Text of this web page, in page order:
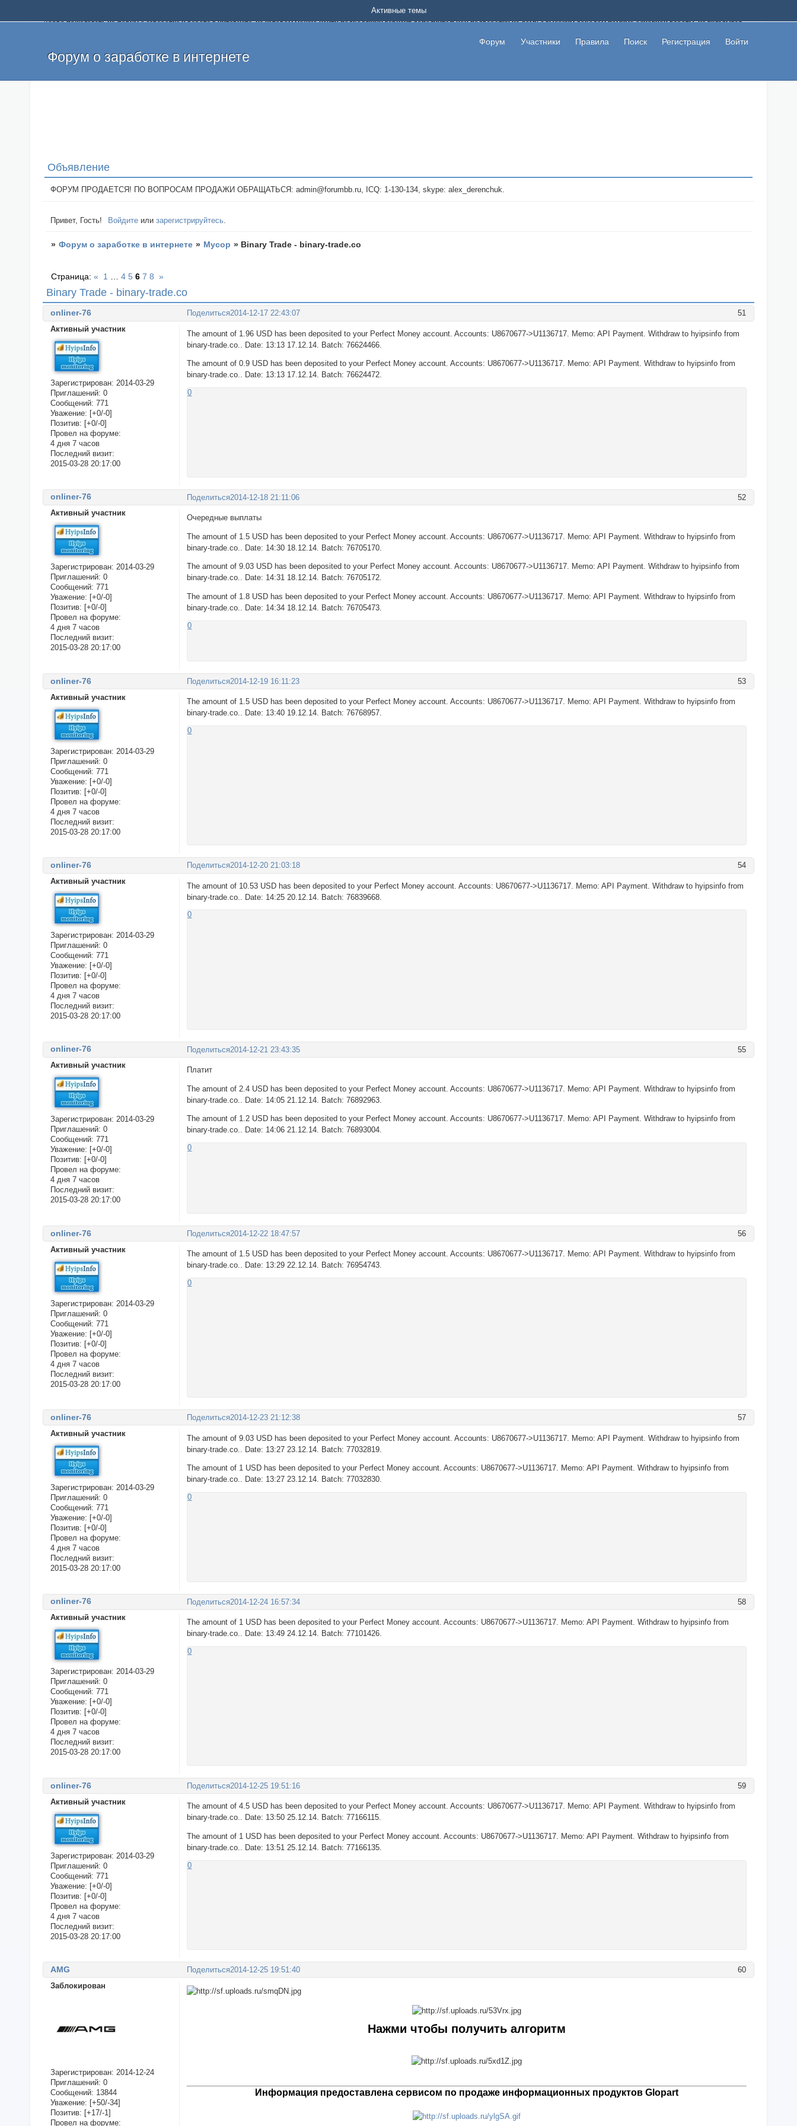
Добро пожаловать на форум о заработке и работе в интернете, на котором можно найти подходящий вариант дополнительной подработки на дому с высоким доходом помимо основной работы, не вкладывая
и оставлять свои отзывы. Если вы знаете, что определенный проект или сайт не платит, то указывайте в теме что это лохотрон, чтобы другие пользователи не попались на развод. Вы сможете начать зарабатывать
легкие деньги без вложений и регистрации уже сегодня. Создавайте новые темы, размещайте объявления со своими пригласительными ссылками и первая прибыль не заставит себя долго ждать.
Форум о заработке в интернете
Форум Участники Правила Поиск Регистрация Войти
Активные темы
Объявление
ФОРУМ ПРОДАЕТСЯ! ПО ВОПРОСАМ ПРОДАЖИ ОБРАЩАТЬСЯ: admin@forumbb.ru, ICQ: 1-130-134, skype: alex_derenchuk.
Привет, Гость! Войдите илизарегистрируйтесь.
» Форум о заработке в интернете » Мусор » Binary Trade - binary-trade.co
Binary Trade - binary-trade.co
Страница:« 1 4 5 6 7 8 »
Поделиться 51
2014-12-17 22:43:07
onliner-76
Активный участник
Зарегистрирован: 2014-03-29
Приглашений: 0
Сообщений: 771
Уважение: [+0/-0]
Позитив: [+0/-0]
Провел на форуме:
4 дня 7 часов
Последний визит:
2015-03-28 20:17:00
The amount of 1.96 USD has been deposited to your Perfect Money account. Accounts: U8670677->U1136717. Memo: API Payment. Withdraw to hyipsinfo from
binary-trade.co.. Date: 13:13 17.12.14. Batch: 76624466.
The amount of 0.9 USD has been deposited to your Perfect Money account. Accounts: U8670677->U1136717. Memo: API Payment. Withdraw to hyipsinfo from
binary-trade.co.. Date: 13:13 17.12.14. Batch: 76624472.
0
Поделиться 52
2014-12-18 21:11:06
onliner-76
Активный участник
Зарегистрирован: 2014-03-29
Приглашений: 0
Сообщений: 771
Уважение: [+0/-0]
Позитив: [+0/-0]
Провел на форуме:
4 дня 7 часов
Последний визит:
2015-03-28 20:17:00
Очередные выплаты
The amount of 1.5 USD has been deposited to your Perfect Money account. Accounts: U8670677->U1136717. Memo: API Payment. Withdraw to hyipsinfo from
binary-trade.co.. Date: 14:30 18.12.14. Batch: 76705170.
The amount of 9.03 USD has been deposited to your Perfect Money account. Accounts: U8670677->U1136717. Memo: API Payment. Withdraw to hyipsinfo from
binary-trade.co.. Date: 14:31 18.12.14. Batch: 76705172.
The amount of 1.8 USD has been deposited to your Perfect Money account. Accounts: U8670677->U1136717. Memo: API Payment. Withdraw to hyipsinfo from
binary-trade.co.. Date: 14:34 18.12.14. Batch: 76705473.
0
Поделиться 53
2014-12-19 16:11:23
onliner-76
Активный участник
Зарегистрирован: 2014-03-29
Приглашений: 0
Сообщений: 771
Уважение: [+0/-0]
Позитив: [+0/-0]
Провел на форуме:
4 дня 7 часов
Последний визит:
2015-03-28 20:17:00
The amount of 1.5 USD has been deposited to your Perfect Money account. Accounts: U8670677->U1136717. Memo: API Payment. Withdraw to hyipsinfo from
binary-trade.co.. Date: 13:40 19.12.14. Batch: 76768957.
0
Поделиться 54
2014-12-20 21:03:18
onliner-76
Активный участник
Зарегистрирован: 2014-03-29
Приглашений: 0
Сообщений: 771
Уважение: [+0/-0]
Позитив: [+0/-0]
Провел на форуме:
4 дня 7 часов
Последний визит:
2015-03-28 20:17:00
The amount of 10.53 USD has been deposited to your Perfect Money account. Accounts: U8670677->U1136717. Memo: API Payment. Withdraw to hyipsinfo from
binary-trade.co.. Date: 14:25 20.12.14. Batch: 76839668.
0
Поделиться 55
2014-12-21 23:43:35
onliner-76
Активный участник
Зарегистрирован: 2014-03-29
Приглашений: 0
Сообщений: 771
Уважение: [+0/-0]
Позитив: [+0/-0]
Провел на форуме:
4 дня 7 часов
Последний визит:
2015-03-28 20:17:00
Платит
The amount of 2.4 USD has been deposited to your Perfect Money account. Accounts: U8670677->U1136717. Memo: API Payment. Withdraw to hyipsinfo from
binary-trade.co.. Date: 14:05 21.12.14. Batch: 76892963.
The amount of 1.2 USD has been deposited to your Perfect Money account. Accounts: U8670677->U1136717. Memo: API Payment. Withdraw to hyipsinfo from
binary-trade.co.. Date: 14:06 21.12.14. Batch: 76893004.
0
Поделиться 56
2014-12-22 18:47:57
onliner-76
Активный участник
Зарегистрирован: 2014-03-29
Приглашений: 0
Сообщений: 771
Уважение: [+0/-0]
Позитив: [+0/-0]
Провел на форуме:
4 дня 7 часов
Последний визит:
2015-03-28 20:17:00
The amount of 1.5 USD has been deposited to your Perfect Money account. Accounts: U8670677->U1136717. Memo: API Payment. Withdraw to hyipsinfo from
binary-trade.co.. Date: 13:29 22.12.14. Batch: 76954743.
0
Поделиться 57
2014-12-23 21:12:38
onliner-76
Активный участник
Зарегистрирован: 2014-03-29
Приглашений: 0
Сообщений: 771
Уважение: [+0/-0]
Позитив: [+0/-0]
Провел на форуме:
4 дня 7 часов
Последний визит:
2015-03-28 20:17:00
The amount of 9.03 USD has been deposited to your Perfect Money account. Accounts: U8670677->U1136717. Memo: API Payment. Withdraw to hyipsinfo from
binary-trade.co.. Date: 13:27 23.12.14. Batch: 77032819.
The amount of 1 USD has been deposited to your Perfect Money account. Accounts: U8670677->U1136717. Memo: API Payment. Withdraw to hyipsinfo from
binary-trade.co.. Date: 13:27 23.12.14. Batch: 77032830.
0
Поделиться 58
2014-12-24 16:57:34
onliner-76
Активный участник
Зарегистрирован: 2014-03-29
Приглашений: 0
Сообщений: 771
Уважение: [+0/-0]
Позитив: [+0/-0]
Провел на форуме:
4 дня 7 часов
Последний визит:
2015-03-28 20:17:00
The amount of 1 USD has been deposited to your Perfect Money account. Accounts: U8670677->U1136717. Memo: API Payment. Withdraw to hyipsinfo from
binary-trade.co.. Date: 13:49 24.12.14. Batch: 77101426.
0
Поделиться 59
2014-12-25 19:51:16
onliner-76
Активный участник
Зарегистрирован: 2014-03-29
Приглашений: 0
Сообщений: 771
Уважение: [+0/-0]
Позитив: [+0/-0]
Провел на форуме:
4 дня 7 часов
Последний визит:
2015-03-28 20:17:00
The amount of 4.5 USD has been deposited to your Perfect Money account. Accounts: U8670677->U1136717. Memo: API Payment. Withdraw to hyipsinfo from
binary-trade.co.. Date: 13:50 25.12.14. Batch: 77166115.
The amount of 1 USD has been deposited to your Perfect Money account. Accounts: U8670677->U1136717. Memo: API Payment. Withdraw to hyipsinfo from
binary-trade.co.. Date: 13:51 25.12.14. Batch: 77166135.
0
Поделиться 60
2014-12-25 19:51:40
AMG
Заблокирован
Зарегистрирован: 2014-12-24
Приглашений: 0
Сообщений: 13844
Уважение: [+50/-34]
Позитив: [+17/-1]
Провел на форуме:
Нажми чтобы получить алгоритм
Информация предоставлена сервисом по продаже информационных продуктов Glopart